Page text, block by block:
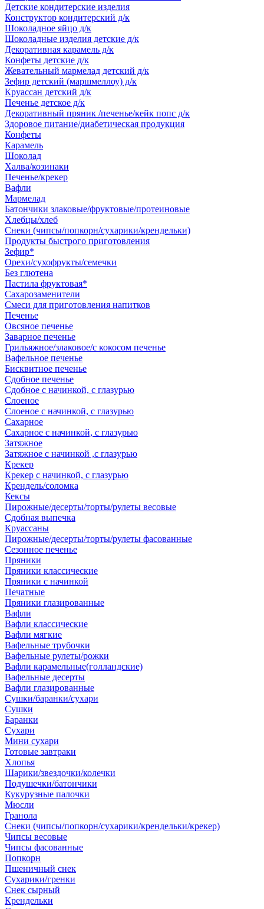
Детские кондитерские изделия
Конструктор кондитерский д/к
Шоколадное яйцо д/к
Шоколадные изделия детские д/к
Декоративная карамель д/к
Конфеты детские д/к
Жевательный мармелад детский д/к
Зефир детский (маршмеллоу) д/к
Круассан детский д/к
Печенье детское д/к
Декоративный пряник /печенье/кейк попс д/к
Здоровое питание/диабетическая продукция
Конфеты
Карамель
Шоколад
Халва/козинаки
Печенье/крекер
Вафли
Мармелад
Батончики злаковые/фруктовые/протеиновые
Хлебцы/хлеб
Снеки (чипсы/попкорн/сухарики/крендельки)
Продукты быстрого приготовления
Зефир*
Орехи/сухофрукты/семечки
Без глютена
Пастила фруктовая*
Сахарозаменители
Смеси для приготовления напитков
Печенье
Овсяное печенье
Заварное печенье
Грильяжное/злаковое/с кокосом печенье
Вафельное печенье
Бисквитное печенье
Сдобное печенье
Сдобное с начинкой, с глазурью
Слоеное
Слоеное с начинкой, с глазурью
Сахарное
Сахарное с начинкой, с глазурью
Затяжное
Затяжное с начинкой ,с глазурью
Крекер
Крекер с начинкой, с глазурью
Крендель/соломка
Кексы
Пирожные/десерты/торты/рулеты весовые
Сдобная выпечка
Круассаны
Пирожные/десерты/торты/рулеты фасованные
Сезонное печенье
Пряники
Пряники классические
Пряники с начинкой
Печатные
Пряники глазированные
Вафли
Вафли классические
Вафли мягкие
Вафельные трубочки
Вафельные рулеты/рожки
Вафли карамельные(голландские)
Вафельные десерты
Вафли глазированные
Сушки/баранки/сухари
Сушки
Баранки
Сухари
Мини сухари
Готовые завтраки
Хлопья
Шарики/звездочки/колечки
Подушечки/батончики
Кукурузные палочки
Мюсли
Гранола
Снеки (чипсы/попкорн/сухарики/крендельки/крекер)
Чипсы весовые
Чипсы фасованные
Попкорн
Пшеничный снек
Сухарики/гренки
Снек сырный
Крендельки